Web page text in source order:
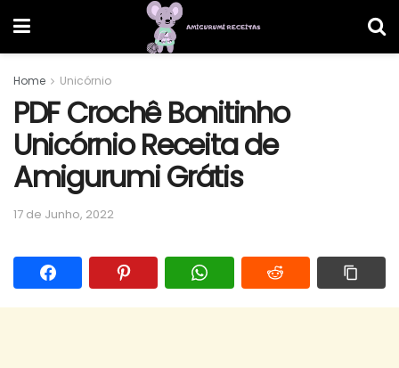
Home Unicórnio
PDF Crochê Bonitinho
Unicórnio Receita de
Amigurumi Grátis
17 de Junho, 2022